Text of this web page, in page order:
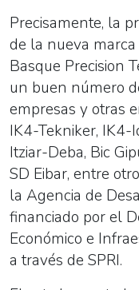
Precisamente, la
de la nueva
Basque Precision
un buen número
empresas y otras
IK4-Tekniker, IK4-
Itziar-Deba, Bic
SD Eibar, entre
la Agencia de
financiado por el
Económico e
a través de SPRI.